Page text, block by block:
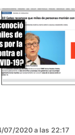
07/2020 a las 22:17